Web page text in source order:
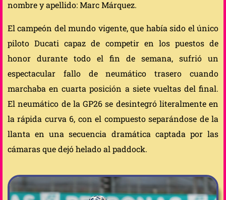
nombre y apellido: Marc Márquez.
El campeón del mundo vigente, que había sido el único
piloto Ducati capaz de competir en los puestos de
honor durante todo el fin de semana, sufrió un
espectacular fallo de neumático trasero cuando
marchaba en cuarta posición a siete vueltas del final.
El neumático de la GP26 se desintegró literalmente en
la rápida curva 6, con el compuesto separándose de la
llanta en una secuencia dramática captada por las
cámaras que dejó helado al paddock.